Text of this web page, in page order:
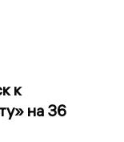
к
на 36